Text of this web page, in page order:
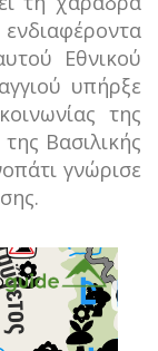
Εθνικού
υπήρξε
της
Βασιλικής
γνώρισε